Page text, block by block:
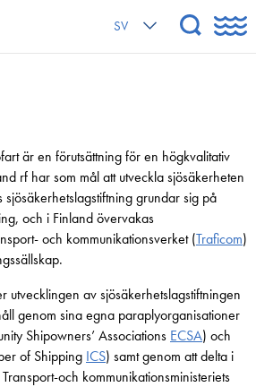
SV
är en förutsättning för en högkvalitativ
rf har som mål att utveckla sjösäkerheten
grundar sig på
och i Finland övervakas
och kommunikationsverket (Traficom)
utvecklingen av sjösäkerhetslagstiftningen
genom sina egna paraplyorganisationer
Shipowners’ Associations ECSA) och
of Shipping ICS) samt genom att delta i
och kommunikationsministeriets